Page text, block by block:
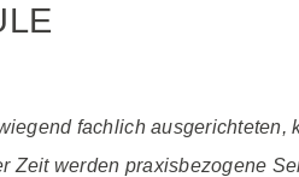
fachlich ausgerichteten,
Zeit werden praxisbezogene